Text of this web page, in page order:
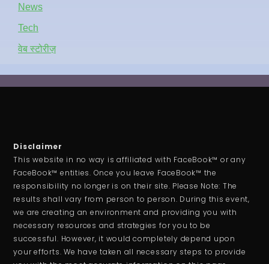
News
Tech
वेब स्टोरीज़
Disclaimer
This website in no way is affiliated with FaceBook™ or any
FaceBook™ entities. Once you leave FaceBook™ the
responsibility no longer is on their site. Please Note: The
results shall vary from person to person. During this event,
we are creating an environment and providing you with
necessary resources and strategies for you to be
successful. However, it would completely depend upon
your efforts. We have taken all necessary steps to provide